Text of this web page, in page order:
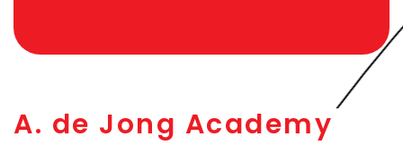
A. de Jong Academy